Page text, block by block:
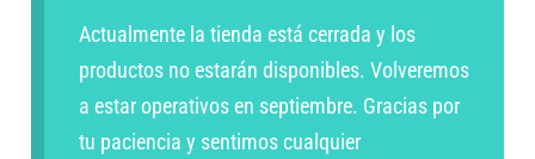
Actualmente la tienda está cerrada y los
productos no estarán disponibles. Volveremos
a estar operativos en septiembre. Gracias por
tu paciencia y sentimos cualquier